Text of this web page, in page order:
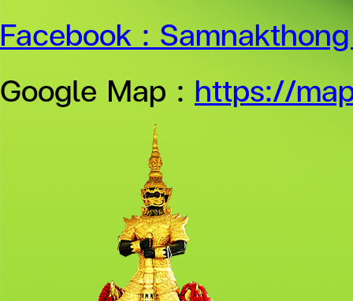
Facebook :
Google Map : https://